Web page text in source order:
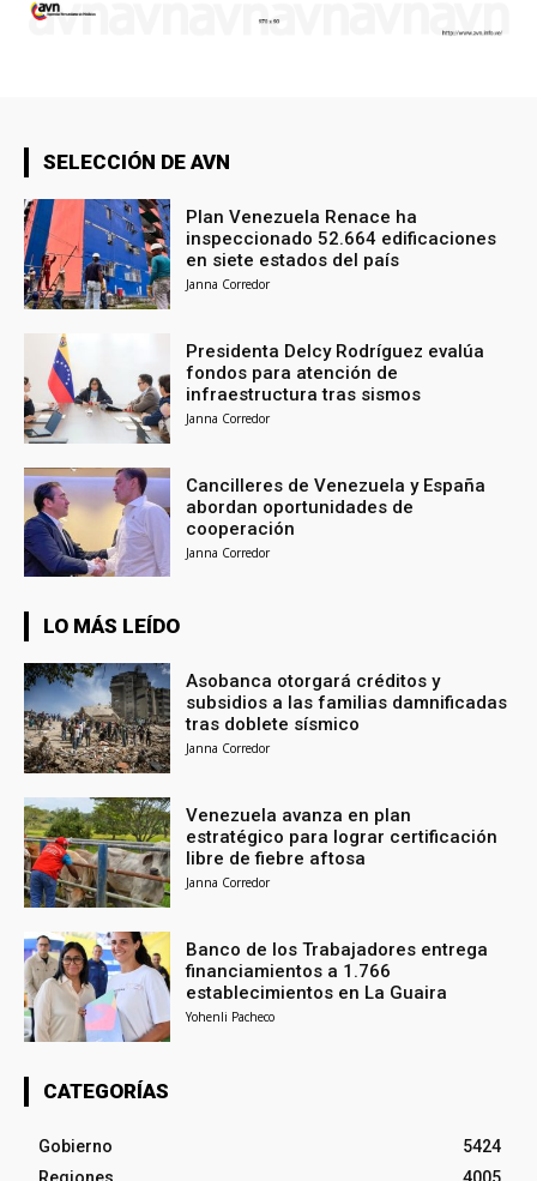
SELECCIÓN DE AVN
Plan Venezuela Renace ha
inspeccionado 52.664 edificaciones
en siete estados del país
Janna Corredor
Presidenta Delcy Rodríguez evalúa
fondos para atención de
infraestructura tras sismos
Janna Corredor
Cancilleres de Venezuela y España
abordan oportunidades de
cooperación
Janna Corredor
LO MÁS LEÍDO
Asobanca otorgará créditos y
subsidios a las familias damnificadas
tras doblete sísmico
Janna Corredor
Venezuela avanza en plan
estratégico para lograr certificación
libre de fiebre aftosa
Janna Corredor
Banco de los Trabajadores entrega
financiamientos a 1.766
establecimientos en La Guaira
Yohenli Pacheco
CATEGORÍAS
Gobierno
5424
Regiones
4005